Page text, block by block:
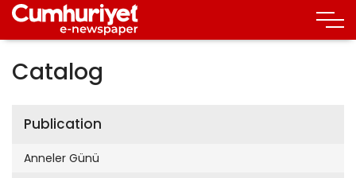
Catalog
Publication
Anneler Günü